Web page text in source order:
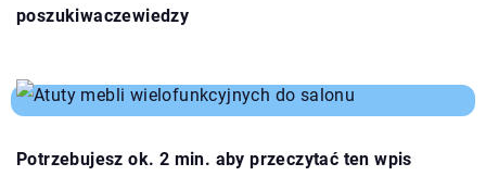
poszukiwaczewiedzy
Potrzebujesz ok. 2 min. aby przeczytać ten wpis